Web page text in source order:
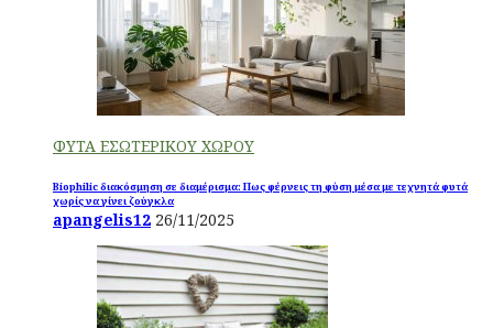
ΦΥΤΑ ΕΣΩΤΕΡΙΚΟΥ ΧΩΡΟΥ
Biophilic διακόσμηση σε διαμέρισμα: Πως φέρνεις τη φύση μέσα με τεχνητά φυτά
χωρίς να γίνει ζούγκλα
apangelis12 26/11/2025